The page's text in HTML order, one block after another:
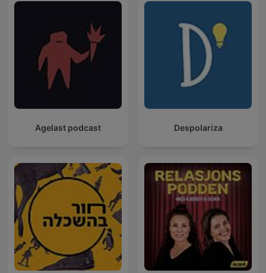
Despolariza
Agelast podcast